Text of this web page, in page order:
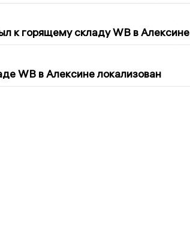
к горящему складу WB в Алексине
WB в Алексине локализован